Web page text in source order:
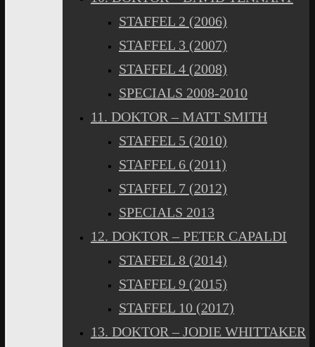
STAFFEL 2 (2006)
STAFFEL 3 (2007)
STAFFEL 4 (2008)
SPECIALS 2008-2010
11. DOKTOR – MATT SMITH
STAFFEL 5 (2010)
STAFFEL 6 (2011)
STAFFEL 7 (2012)
SPECIALS 2013
12. DOKTOR – PETER CAPALDI
STAFFEL 8 (2014)
STAFFEL 9 (2015)
STAFFEL 10 (2017)
13. DOKTOR – JODIE WHITTAKER